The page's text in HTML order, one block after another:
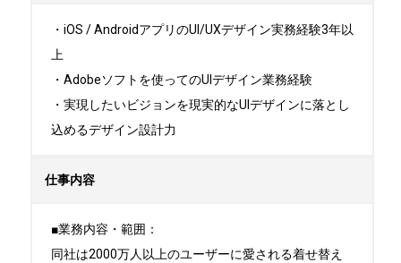
・iOS / AndroidアプリのUI/UXデザイン実務経験3年以
上
・Adobeソフトを使ってのUIデザイン業務経験
・実現したいビジョンを現実的なUIデザインに落とし
込めるデザイン設計力
仕事内容
■業務内容・範囲：
同社は2000万人以上のユーザーに愛される着せ替え